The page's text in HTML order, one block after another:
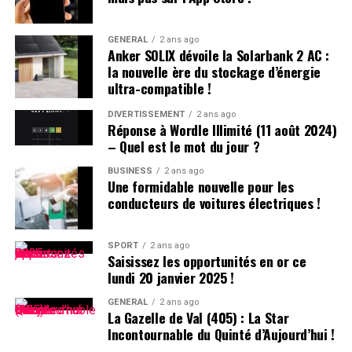
Restez informés et optimisez vos chances lors des
prochaines courses grâce aux outils disponibles !
GÉNÉRAL 2 ans ago
Anker SOLIX dévoile la Solarbank 2 AC :
la nouvelle ère du stockage d’énergie
ultra-compatible !
DIVERTISSEMENT 2 ans ago
Réponse à Wordle Illimité (11 août 2024)
– Quel est le mot du jour ?
BUSINESS 2 ans ago
Une formidable nouvelle pour les
conducteurs de voitures électriques !
SPORT 2 ans ago
Saisissez les opportunités en or ce
lundi 20 janvier 2025 !
GÉNÉRAL 2 ans ago
La Gazelle de Val (405) : La Star
Incontournable du Quinté d’Aujourd’hui !